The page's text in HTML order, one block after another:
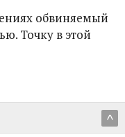
обвиняемый
Точку в этой
^